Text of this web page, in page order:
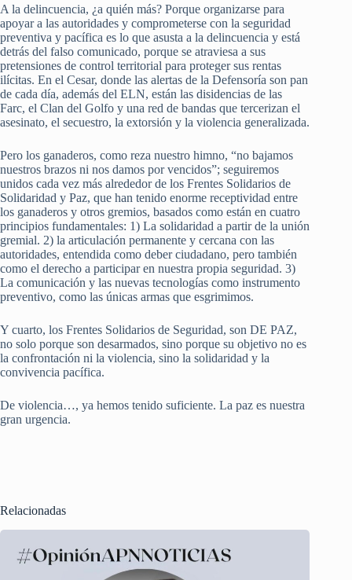
A la delincuencia, ¿a quién más? Porque organizarse para
apoyar a las autoridades y comprometerse con la seguridad
preventiva y pacífica es lo que asusta a la delincuencia y está
detrás del falso comunicado, porque se atraviesa a sus
pretensiones de control territorial para proteger sus rentas
ilícitas. En el Cesar, donde las alertas de la Defensoría son pan
de cada día, además del ELN, están las disidencias de las
Farc, el Clan del Golfo y una red de bandas que tercerizan el
asesinato, el secuestro, la extorsión y la violencia generalizada.
Pero los ganaderos, como reza nuestro himno, “no bajamos
nuestros brazos ni nos damos por vencidos”; seguiremos
unidos cada vez más alrededor de los Frentes Solidarios de
Solidaridad y Paz, que han tenido enorme receptividad entre
los ganaderos y otros gremios, basados como están en cuatro
principios fundamentales: 1) La solidaridad a partir de la unión
gremial. 2) la articulación permanente y cercana con las
autoridades, entendida como deber ciudadano, pero también
como el derecho a participar en nuestra propia seguridad. 3)
La comunicación y las nuevas tecnologías como instrumento
preventivo, como las únicas armas que esgrimimos.
Y cuarto, los Frentes Solidarios de Seguridad, son DE PAZ,
no solo porque son desarmados, sino porque su objetivo no es
la confrontación ni la violencia, sino la solidaridad y la
convivencia pacífica.
De violencia…, ya hemos tenido suficiente. La paz es nuestra
gran urgencia.
Relacionadas